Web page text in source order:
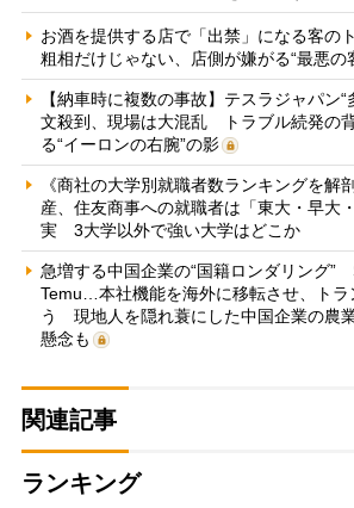
お酒を提供する店で「出禁」になる客
粗相だけじゃない、店側が嫌がる“最悪の
【納車時に複数の事故】テスラジャパン
文殺到、現場は大混乱 トラブル続発の
る“イーロンの右腕”の影
《商社の大学別就職者数ランキングを解
産、住友商事への就職者は「東大・早大
実 3大学以外で強い大学はどこか
急増する中国企業の“国籍ロンダリング”
Temu…本社機能を海外に移転させ、トラ
う 現地人を隠れ蓑にした中国企業の農
懸念も
関連記事
ランキング